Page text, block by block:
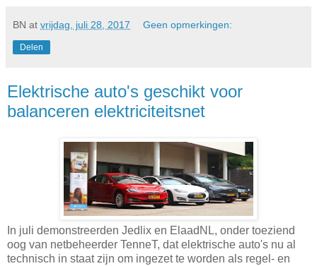
BN at vrijdag, juli 28, 2017 Geen opmerkingen:
Delen
Elektrische auto's geschikt voor
balanceren elektriciteitsnet
In juli demonstreerden Jedlix en ElaadNL, onder toeziend
oog van netbeheerder TenneT, dat elektrische auto's nu al
technisch in staat zijn om ingezet te worden als regel- en